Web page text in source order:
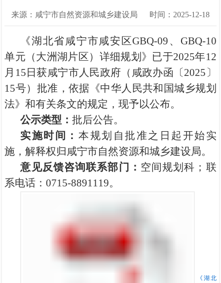
来源：咸宁市自然资源和城乡建设局 时间：2025-12-18
《湖北省咸宁市咸安区GBQ-09、GBQ-10
单元（大洲湖片区）详细规划》已于2025年12
月 15 日获咸宁市人民政府（咸政办函〔2025 〕
15号）批准，依据《中华人民共和国城乡规划
法》和有关条文的规定，现予以公布。
公示类型：批后公告。
实施时间： 本规划自批准之日起开始实
施，解释权归咸宁市自然资源和城乡建设局。
意见反馈咨询联系部门： 空间规划科 ； 联
系电话：0715-8891119。
《湖北